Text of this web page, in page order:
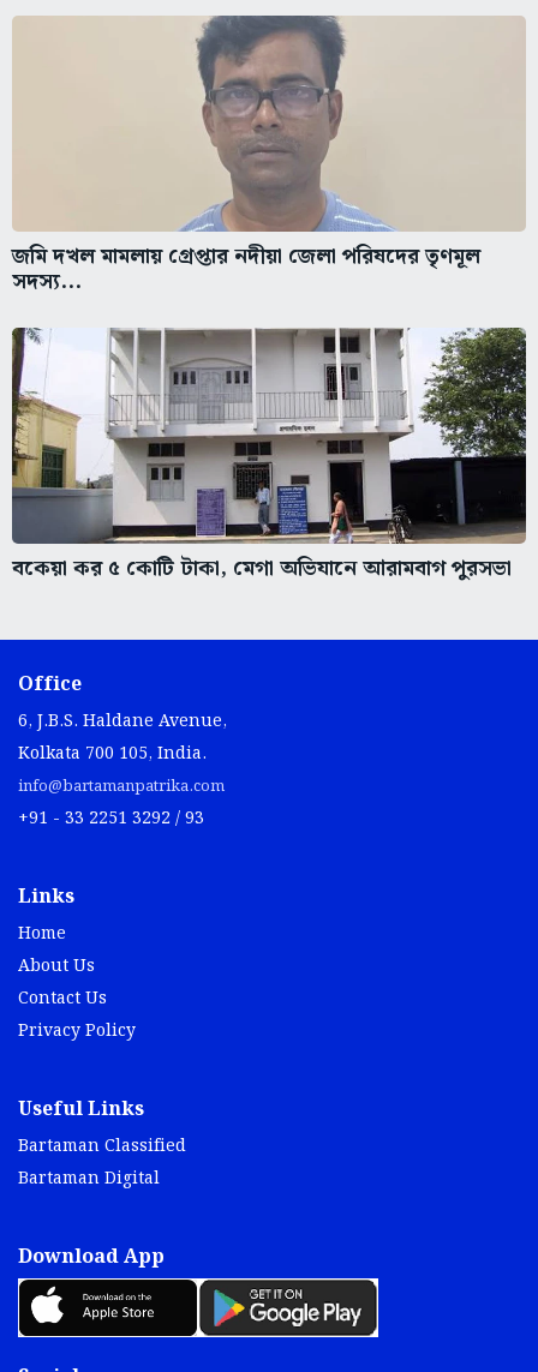
জমি দখল মামলায় গ্রেপ্তার নদীয়া জেলা পরিষদের তৃণমূল
সদস্য...
বকেয়া কর ৫ কোটি টাকা, মেগা অভিযানে আরামবাগ পুরসভা
Office
6, J.B.S. Haldane Avenue,
Kolkata 700 105, India.
info@bartamanpatrika.com
+91 - 33 2251 3292 / 93
Links
Home
About Us
Contact Us
Privacy Policy
Useful Links
Bartaman Classified
Bartaman Digital
Download App